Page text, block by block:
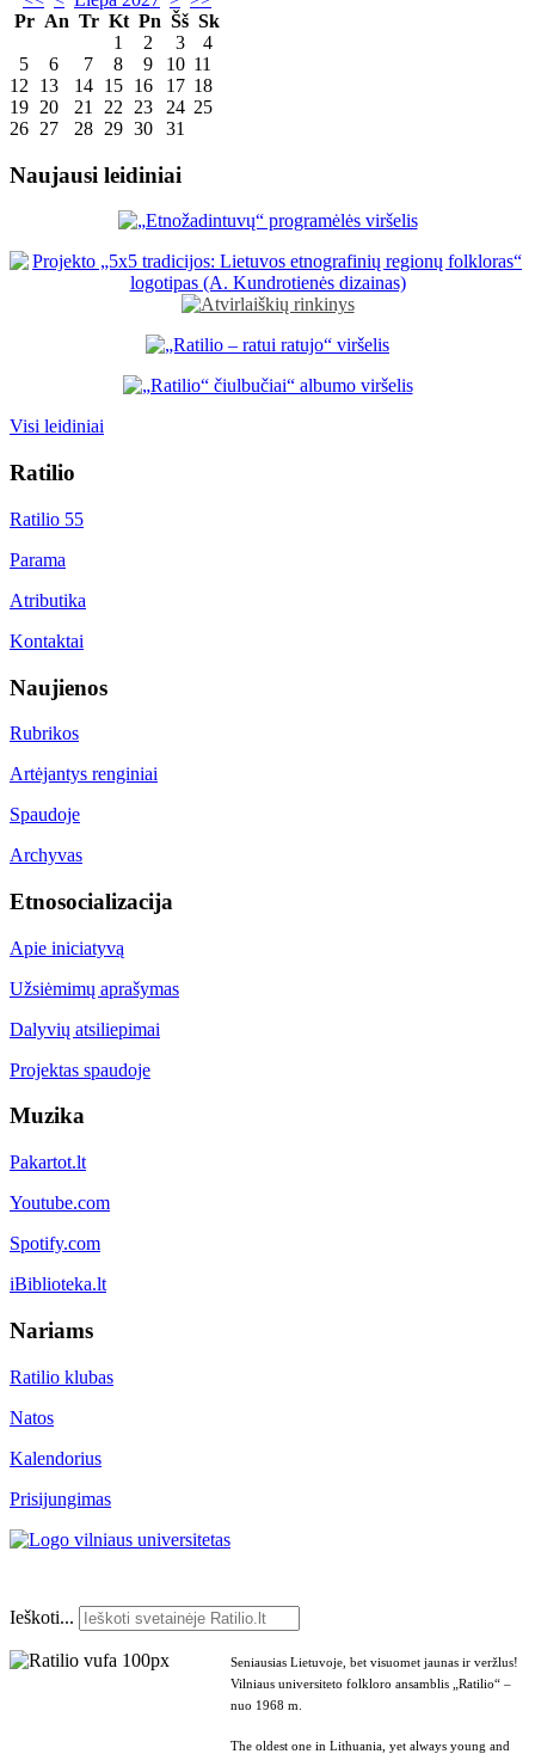
Pr An Tr Kt Pn Šš Sk
1
2 3
4
5
6 7 8 9 10 11
12
13 14 15 16 17 18
19 20 21 22 23 24 25
26 27 28 29 30 31
Naujausi leidiniai
Visi leidiniai
Ratilio
Ratilio 55
Parama
Atributika
Kontaktai
Naujienos
Rubrikos
Artėjantys renginiai
Spaudoje
Archyvas
Etnosocializacija
Apie iniciatyvą
Užsiėmimų aprašymas
Dalyvių atsiliepimai
Projektas spaudoje
Muzika
Pakartot.lt
Youtube.com
Spotify.com
iBiblioteka.lt
Nariams
Ratilio klubas
Natos
Kalendorius
Prisijungimas
Ieškoti...
Seniausias Lietuvoje, bet visuomet jaunas ir veržlus!
Vilniaus universiteto folkloro ansamblis „Ratilio“ –
nuo 1968 m.
The oldest one in Lithuania, yet always young and